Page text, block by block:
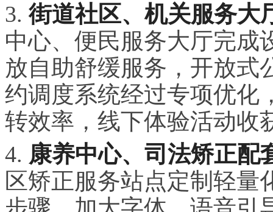
3.街道社区、机关服务大
中心、便民服务大厅完成
放自助舒缓服务，开放式
约调度系统经过专项优化
转效率，线下体验活动收
4. 康养中心、司法矫正配
区矫正服务站点定制轻量